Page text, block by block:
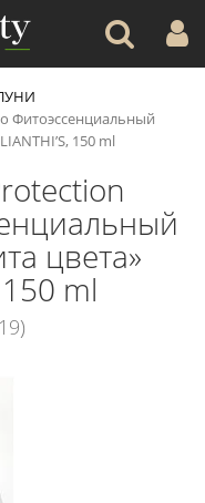
Фитоэссенциальный
150 ml
цвета»
150 ml